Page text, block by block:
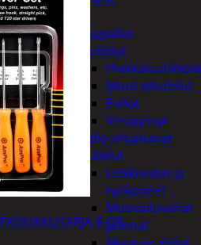
Lelut
Ilmapallot
Pihalelut
Muut pihalelut
Pallot
Vesipyssyt
Radio-ohjattavat
Sisälelut
Leikkiautot ja
työkoneet
Muovailuvahat
ja limat
8-OS